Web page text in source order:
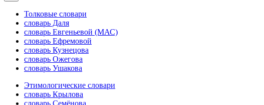
Толковые словари
словарь Даля
словарь Евгеньевой (МАС)
словарь Ефремовой
словарь Кузнецова
словарь Ожегова
словарь Ушакова
Этимологические словари
словарь Крылова
словарь Семёнова